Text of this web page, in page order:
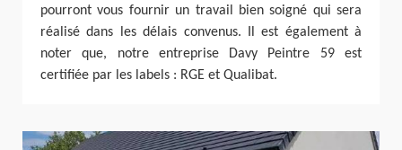
pourront vous fournir un travail bien soigné qui sera
réalisé dans les délais convenus. Il est également à
noter que, notre entreprise Davy Peintre 59 est
certifiée par les labels : RGE et Qualibat.